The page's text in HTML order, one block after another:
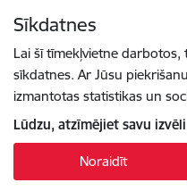
Sīkdatnes
Lai šī tīmekļvietne
sīkdatnes. Ar Jūsu
izmantotas statistikas un
Lūdzu, atzīmējiet savu
Noraidīt